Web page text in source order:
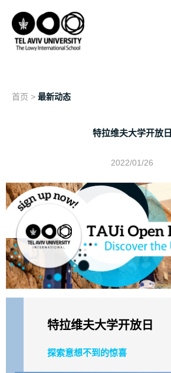
首页 > 最新动态
特拉维夫大学开放日
2022/01/26
特拉维夫大学开放日
探索意想不到的惊喜